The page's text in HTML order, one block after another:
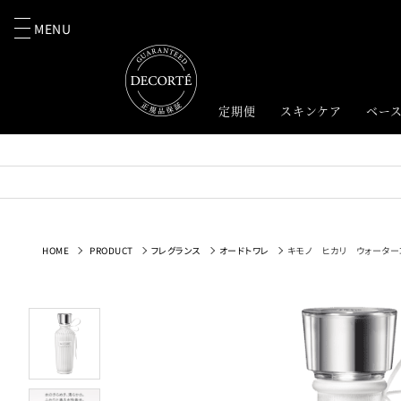
MENU
定期便 スキンケア ベー
HOME PRODUCT フレグランス オードトワレ キモノ ヒカリ ウォーター